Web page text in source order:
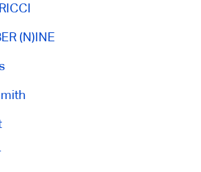
(N)INE